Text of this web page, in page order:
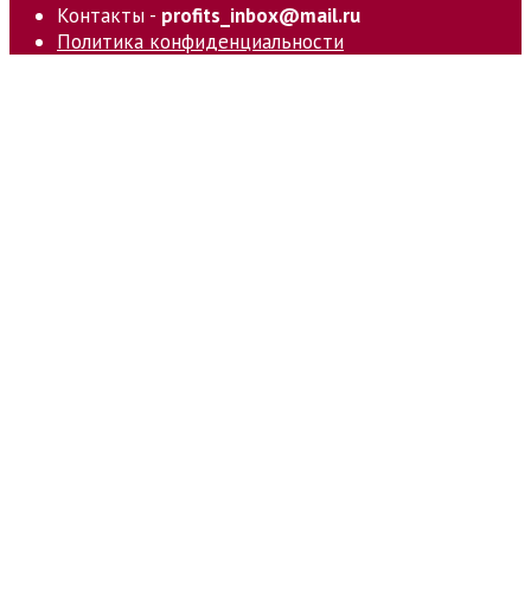
Контакты - profits_inbox@mail.ru
Политика конфиденциальности